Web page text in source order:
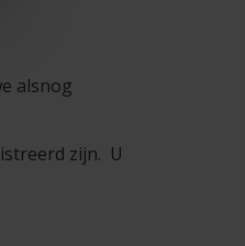
alsnog
zijn. U